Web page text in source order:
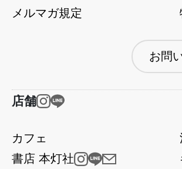
メルマガ規定
お問
店舗
カフェ
書店 本灯社